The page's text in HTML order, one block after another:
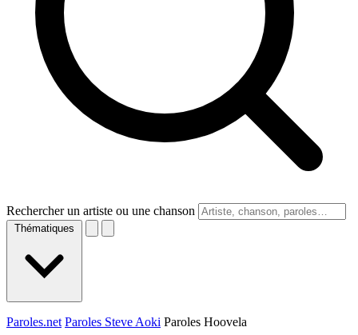
Rechercher un artiste ou une chanson
Thématiques
Paroles.net Paroles Steve Aoki Paroles Hoovela